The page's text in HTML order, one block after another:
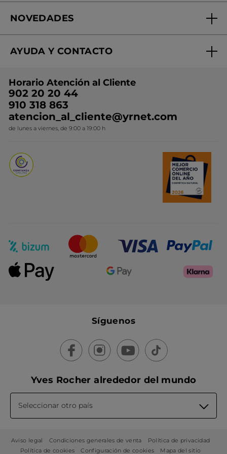
Mi club Yves Rocher
¿Quiénes somos?
Nuestros compromisos
Conviértete en Franquiciada
NOVEDADES
Rebajas
Ideas de Regalo
Colección Monoi
Novedades del mes
AYUDA Y CONTACTO
Contacto
Horario Atención al Cliente
902 20 20 44
910 318 863
atencion_al_cliente@yrnet.com
de lunes a viernes, de 9:00 a 19:00 h
Síguenos
Yves Rocher alrededor del mundo
Seleccionar otro país
Aviso legal Condiciones generales de venta
Política de privacidad
Política de cookies
Configuración de cookies Mapa del sitio